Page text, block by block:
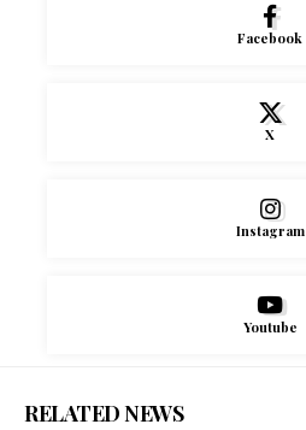
Facebook
X
Instagram
Youtube
RELATED NEWS